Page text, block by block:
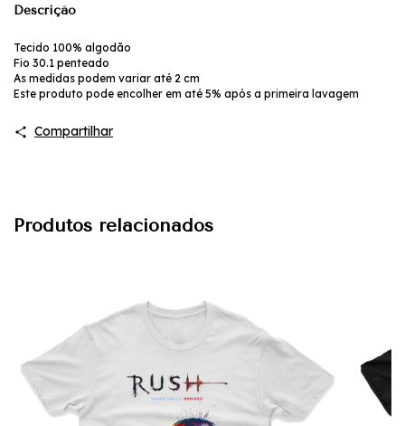
Descrição
Tecido 100% algodão
Fio 30.1 penteado
As medidas podem variar até 2 cm
Este produto pode encolher em até 5% após a primeira lavagem
Compartilhar
Produtos relacionados